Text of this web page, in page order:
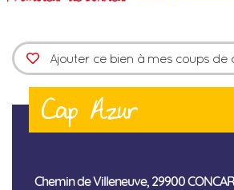
Ajouter ce bien à mes coups de
Cap Azur
Chemin de Villeneuve, 29900